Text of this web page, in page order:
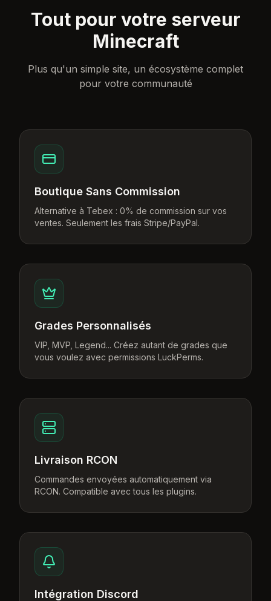
Tout pour votre serveur
Minecraft
Plus qu'un simple site, un écosystème complet
pour votre communauté
Boutique Sans Commission
Alternative à Tebex : 0% de commission sur vos
ventes. Seulement les frais Stripe/PayPal.
Grades Personnalisés
VIP, MVP, Legend... Créez autant de grades que
vous voulez avec permissions LuckPerms.
Livraison RCON
Commandes envoyées automatiquement via
RCON. Compatible avec tous les plugins.
Intégration Discord